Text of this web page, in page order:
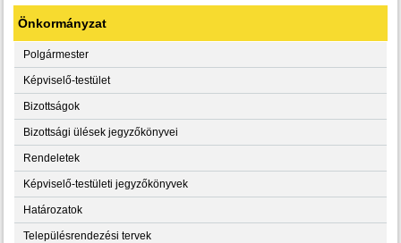
Önkormányzat
Polgármester
Képviselő-testület
Bizottságok
Bizottsági ülések jegyzőkönyvei
Rendeletek
Képviselő-testületi jegyzőkönyvek
Határozatok
Településrendezési tervek